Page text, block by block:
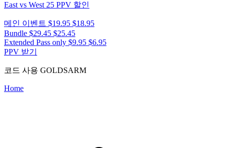
East vs West 25 PPV 할인
메인 이벤트 $19.95 $18.95
Bundle $29.45 $25.45
Extended Pass only $9.95 $6.95
PPV 받기
코드 사용 GOLDSARM
Home